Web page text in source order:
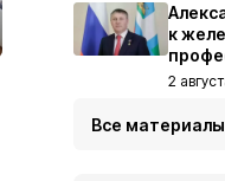
к
2
Все материалы